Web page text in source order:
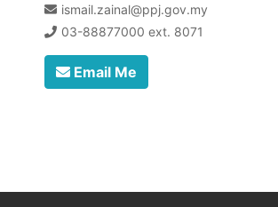
ismail.zainal@ppj.gov.my
03-88877000 ext. 8071
Email Me